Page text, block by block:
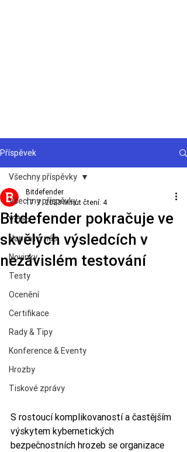
Příspěvek
Všechny příspěvky
Video
Napsali o nás
Novinky
Testy
Ocenění
Certifikace
Rady & Tipy
Konference & Eventy
Hrozby
Tiskové zprávy
Všechny příspěvky
Bitdefender pokračuje ve
skvělých výsledcích v
nezávislém testování
Bitdefender
17. 7. 2023 Minut čtení: 4
S rostoucí komplikovaností a častějším
výskytem kybernetických
bezpečnostních hrozeb se organizace